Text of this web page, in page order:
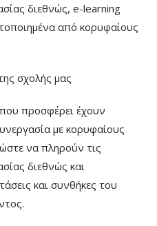
διεθνώς, e-learning
από κορυφαίους
σχολής μας
προσφέρει έχουν
με κορυφαίους
να πληρούν τις
διεθνώς και
και συνθήκες του